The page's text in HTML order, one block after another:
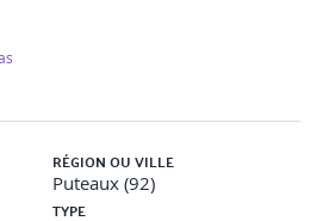
: nouveautés, ajustements,
RÉGION OU VILLE
Puteaux (92)
TYPE